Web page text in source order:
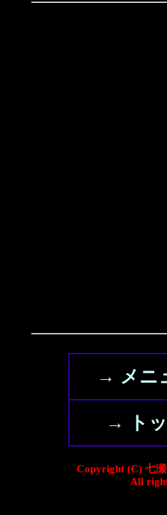
→ メニ
→ ト
Copyright (C) 七瀬
All